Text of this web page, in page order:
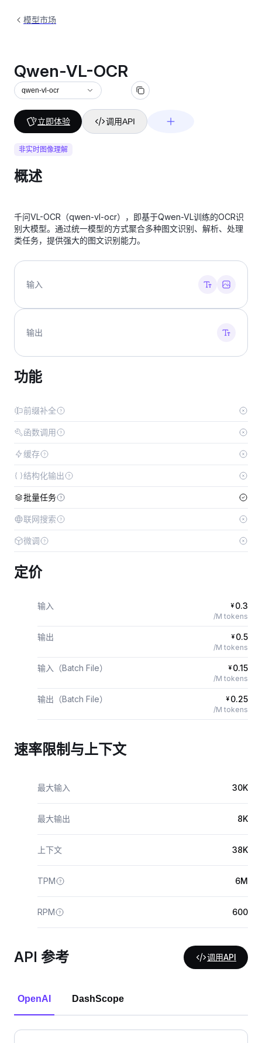
模型市场
Qwen-VL-OCR
qwen-vl-ocr
立即体验 调用API
非实时图像理解
概述
千问VL-OCR（qwen-vl-ocr），即基于Qwen-VL训练的OCR识
别大模型。通过统一模型的方式聚合多种图文识别、解析、处理
类任务，提供强大的图文识别能力。
输入
输出
功能
前缀补全
函数调用
缓存
结构化输出
批量任务
联网搜索
微调
定价
输入 ¥ 0.3
/M tokens
输出 ¥ 0.5
/M tokens
输入（Batch File） ¥ 0.15
/M tokens
输出（Batch File） ¥ 0.25
/M tokens
速率限制与上下文
最大输入 30K
最大输出 8K
上下文 38K
TPM 6M
RPM 600
API 参考 调用API
OpenAI DashScope